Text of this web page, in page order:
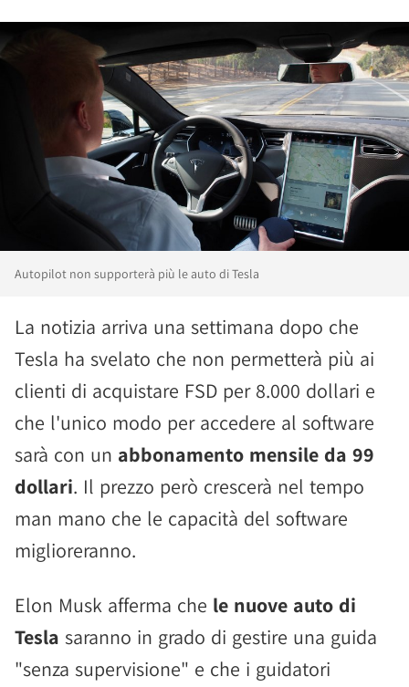
Autopilot non supporterà più le auto di Tesla
La notizia arriva una settimana dopo che
Tesla ha svelato che non permetterà più ai
clienti di acquistare FSD per 8.000 dollari e
che l'unico modo per accedere al software
sarà con un abbonamento mensile da 99
dollari. Il prezzo però crescerà nel tempo
man mano che le capacità del software
miglioreranno.
Elon Musk afferma che le nuove auto di
Tesla saranno in grado di gestire una guida
"senza supervisione" e che i guidatori